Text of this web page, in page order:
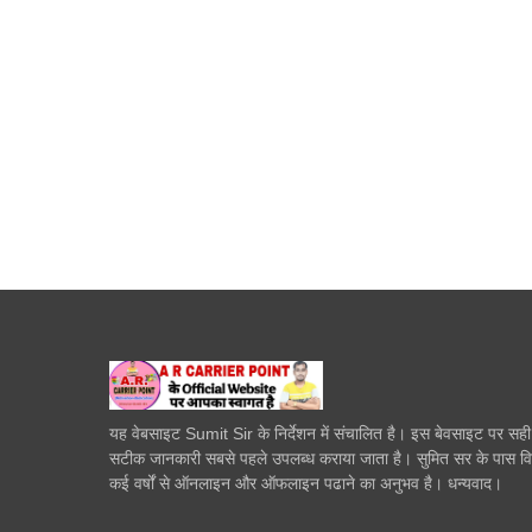
यह वेबसाइट Sumit Sir के निर्देशन में संचालित है। इस बेवसाइट पर
सटीक जानकारी सबसे पहले उपलब्ध कराया जाता है। सुमित सर के पास
कई वर्षों से ऑनलाइन और ऑफलाइन पढाने का अनुभव है। धन्यवाद।